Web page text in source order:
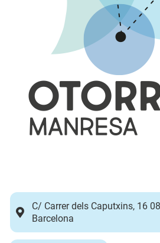
C/ Carrer dels Caputxins, 16
Barcelona